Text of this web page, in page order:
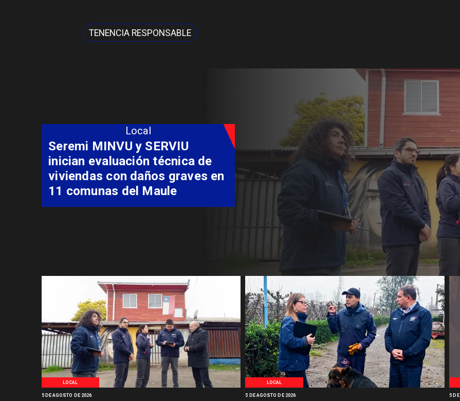
TENENCIA RESPONSABLE
LOCAL
5 DE AGOSTO DE 2026
LOCAL
5 DE AGOSTO DE 2026 5
Local
Fondo Orasmi entrega apoyo a
familia de Romeral para
costear alimentación
especializada de niño con
Síndrome de Intestino Corto